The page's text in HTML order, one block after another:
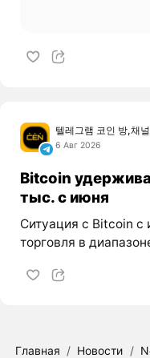
텔레그램 코인 방,채
6 Авг 2026
Bitcoin
тыс. с июня
Ситуация с Bitcoin с
торговля в
Главная / Новости /